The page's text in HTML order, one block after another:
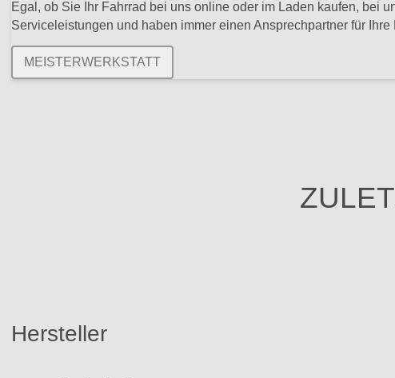
Egal, ob Sie Ihr Fahrrad bei uns online oder im Laden kaufen, bei
Serviceleistungen und haben immer einen Ansprechpartner für Ihre
MEISTERWERKSTATT
Hersteller